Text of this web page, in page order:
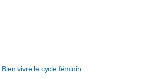
Bien vivre le cycle féminin